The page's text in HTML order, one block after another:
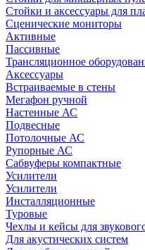
Стойки и аксессуары для
Сценические мониторы
Активные
Пассивные
Трансляционное
Аксессуары
Встраиваемые в стены
Мегафон ручной
Настенные АС
Подвесные
Потолочные АС
Рупорные АС
Сабвуферы компактные
Усилители
Усилители
Инсталляционные
Туровые
Чехлы и кейсы для
Для акустических систем